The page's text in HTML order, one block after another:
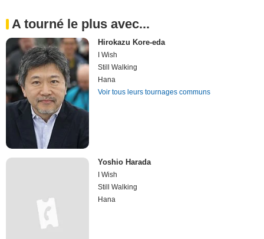
A tourné le plus avec...
Hirokazu Kore-eda
I Wish
Still Walking
Hana
Voir tous leurs tournages communs
Yoshio Harada
I Wish
Still Walking
Hana